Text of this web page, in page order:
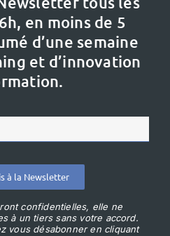
en moins de 5
d’une semaine
et d’innovation
à la Newsletter
confidentielles, elle ne
à un tiers sans votre accord.
vous désabonner en cliquant